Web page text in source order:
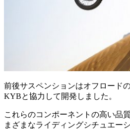
前後サスペンションはオフロード
KYBと協力して開発しました。
これらのコンポーネントの高い品
まざまなライディングシチュエー